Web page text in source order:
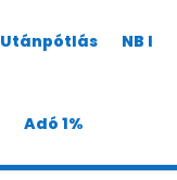
Utánpótlás NB I
Adó 1%